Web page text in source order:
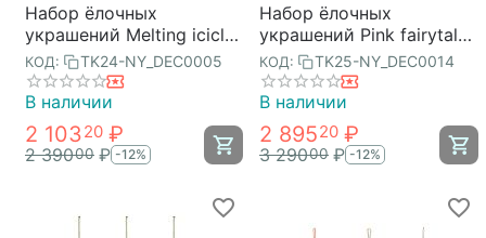
Набор ёлочных
украшений Melting icicles
из коллекции New Year
Essential, 3 шт., Tkano
КОД: TK24-NY_DEC0005
В наличии
2 10320 ₽
2 39000 ₽ -12%
Набор ёлочных
украшений Pink fairytale
из коллекции New Year
Essential, Tkano
КОД: TK25-NY_DEC0014
В наличии
2 89520 ₽
3 29000 ₽ -12%